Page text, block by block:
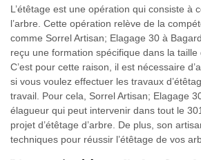
L’étêtage est une opération qui consiste à
l’arbre. Cette opération relève de la
comme Sorrel Artisan; Elagage 30 à
reçu une formation spécifique dans la taille
C’est pour cette raison, il est nécessaire
si vous voulez effectuer les travaux
travail. Pour cela, Sorrel Artisan; Elagage
élagueur qui peut intervenir dans tout le
projet d’étêtage d’arbre. De plus, son
techniques pour réussir l’étêtage de vos